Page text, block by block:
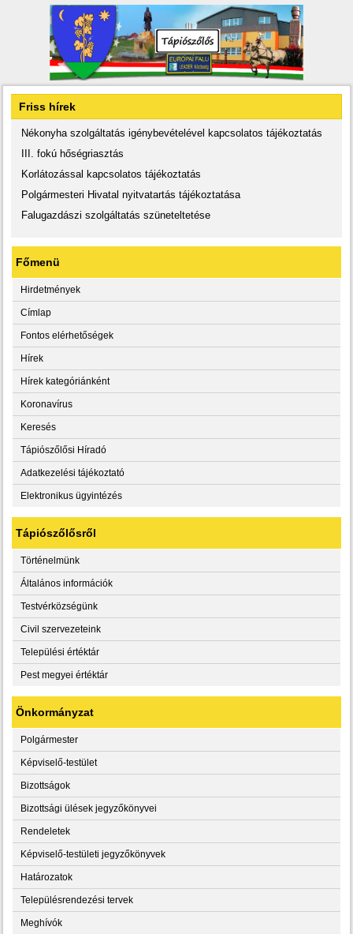
Friss hírek
Nékonyha szolgáltatás igénybevételével kapcsolatos tájékoztatás
III. fokú hőségriasztás
Korlátozással kapcsolatos tájékoztatás
Polgármesteri Hivatal nyitvatartás tájékoztatása
Falugazdászi szolgáltatás szüneteltetése
Főmenü
Hirdetmények
Címlap
Fontos elérhetőségek
Hírek
Hírek kategóriánként
Koronavírus
Keresés
Tápiószőlősi Híradó
Adatkezelési tájékoztató
Elektronikus ügyintézés
Tápiószőlősről
Történelmünk
Általános információk
Testvérközségünk
Civil szervezeteink
Települési értéktár
Pest megyei értéktár
Önkormányzat
Polgármester
Képviselő-testület
Bizottságok
Bizottsági ülések jegyzőkönyvei
Rendeletek
Képviselő-testületi jegyzőkönyvek
Határozatok
Településrendezési tervek
Meghívók